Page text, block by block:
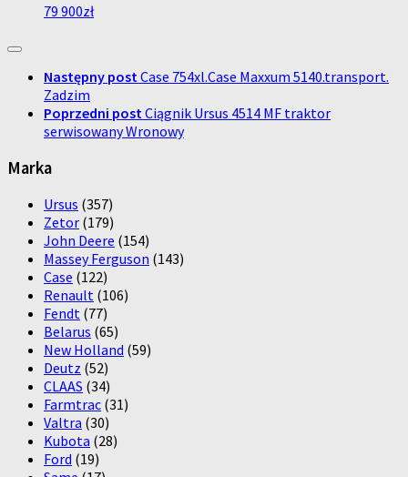
79 900zł
Następny post Case 754xl.Case Maxxum 5140.transport.
Zadzim
Poprzedni post Ciągnik Ursus 4514 MF traktor
serwisowany Wronowy
Marka
Ursus (357)
Zetor (179)
John Deere (154)
Massey Ferguson (143)
Case (122)
Renault (106)
Fendt (77)
Belarus (65)
New Holland (59)
Deutz (52)
CLAAS (34)
Farmtrac (31)
Valtra (30)
Kubota (28)
Ford (19)